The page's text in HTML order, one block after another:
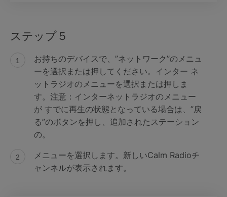
ステップ５
お持ちのデバイスで、”ネットワーク”のメニュ
ーを選択または押してください。インター ネ
ットラジオのメニューを選択または押しま
す。注意：インターネットラジオのメニュー
が すでに再生の状態となっている場合は、”戻
る”のボタンを押し、追加されたステーション
の。
メニューを選択します。新しいCalm Radioチ
ャンネルが表示されます。